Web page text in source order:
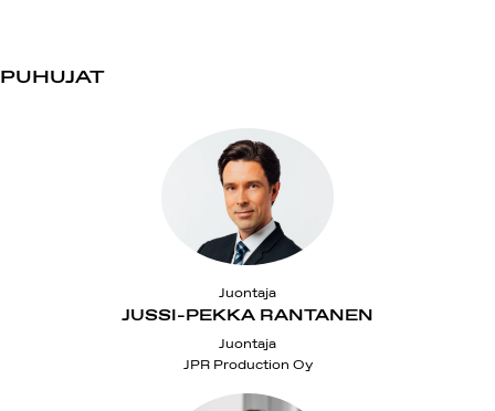
PUHUJAT
JUSSI-PEKKA RANTANEN
Juontaja
Juontaja
JPR Production Oy